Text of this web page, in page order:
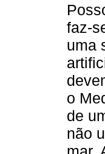
faz-
uma
o
de
não